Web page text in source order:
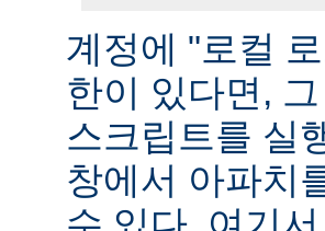
계정에 "로컬
한이 있다면,
스크립트를 실
창에서 아파치